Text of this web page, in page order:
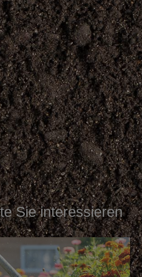
Sie interessieren